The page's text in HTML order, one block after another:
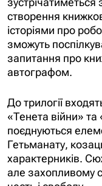
створення
історіями про
зможуть
запитання про
автографом.
До трилогії
«Тенета війни» та
поєднуються
Гетьманату,
характерників.
але захопливому